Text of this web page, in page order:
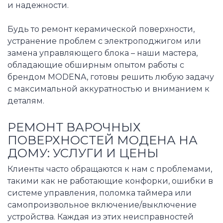
и надежности.
Будь то ремонт керамической поверхности,
устранение проблем с электроподжигом или
замена управляющего блока – наши мастера,
обладающие обширным опытом работы с
брендом MODENA, готовы решить любую задачу
с максимальной аккуратностью и вниманием к
деталям.
РЕМОНТ ВАРОЧНЫХ
ПОВЕРХНОСТЕЙ МОДЕНА НА
ДОМУ: УСЛУГИ И ЦЕНЫ
Клиенты часто обращаются к нам с проблемами,
такими как не работающие конфорки, ошибки в
системе управления, поломка таймера или
самопроизвольное включение/выключение
устройства. Каждая из этих неисправностей